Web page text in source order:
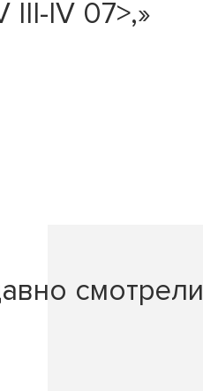
III-IV 07>,»
смотрели